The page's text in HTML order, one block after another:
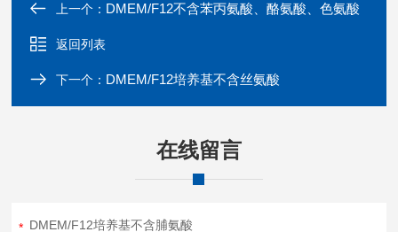
上一个： DMEM/F12不含苯丙氨酸、酪氨酸、色氨酸
返回列表
下一个： DMEM/F12培养基不含丝氨酸
在线留言